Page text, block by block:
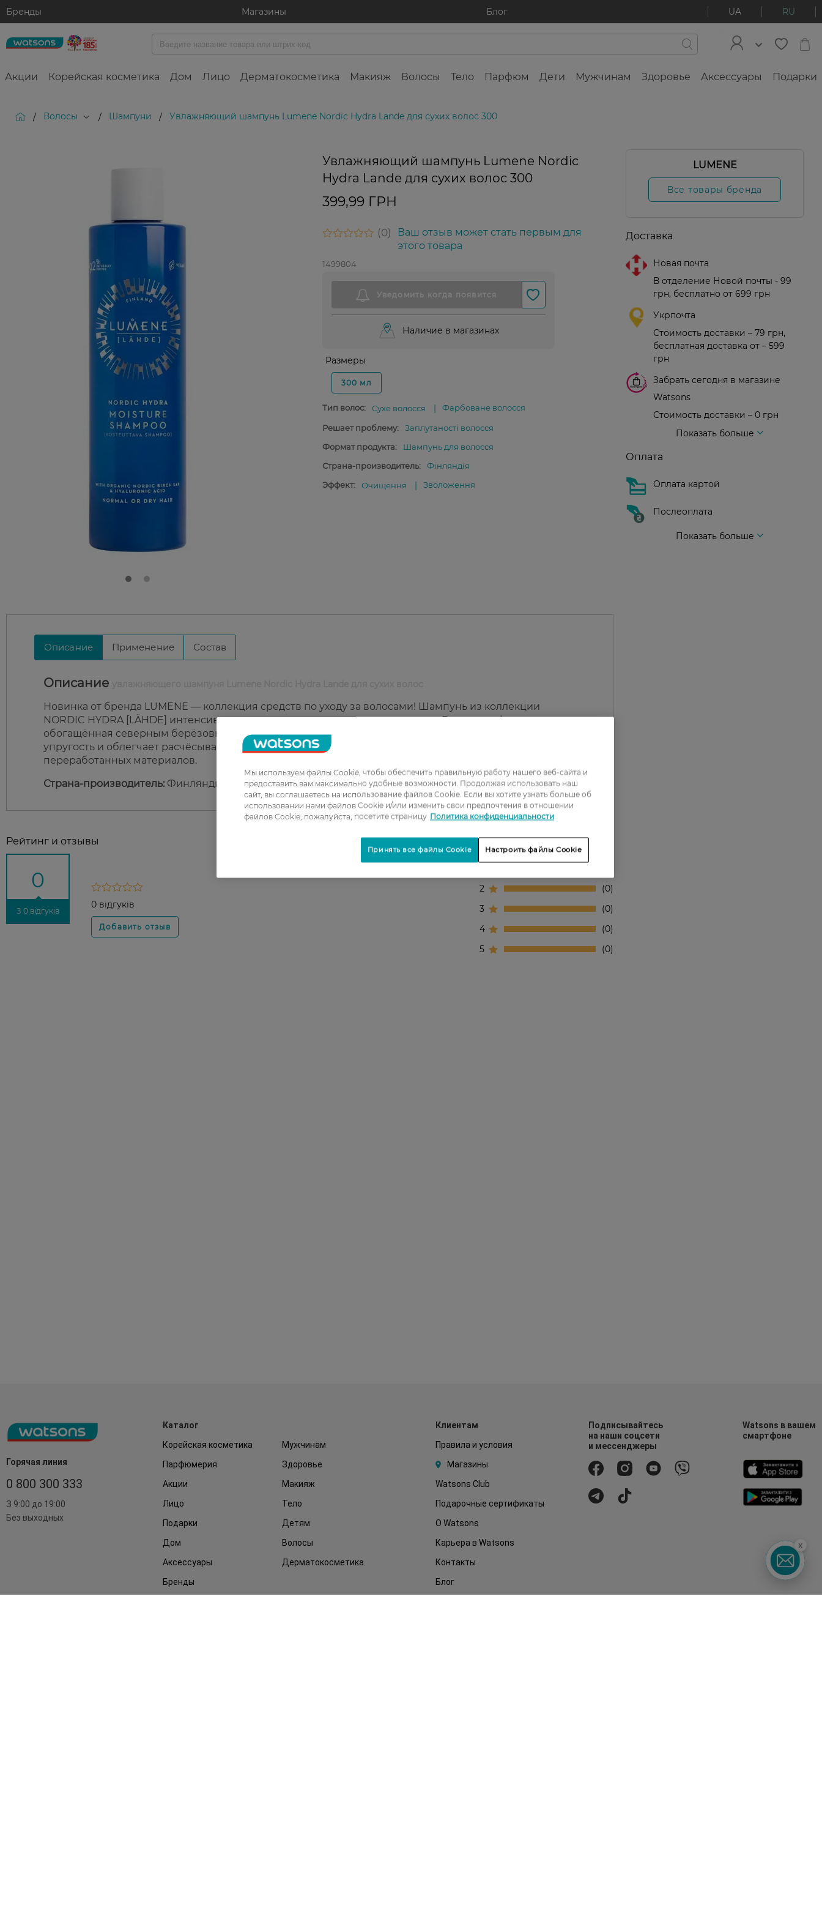
Бренды Магазины Блог UA RU
Акции Корейская косметика Дом Лицо Дерматокосметика Макияж Волосы Тело Парфюм Дети Мужчинам Здоровье Аксессуары Подарки
/ Волосы / Шампуни / Увлажняющий шампунь Lumene Nordic Hydra Lande для сухих волос 300
Увлажняющий шампунь Lumene Nordic
Hydra Lande для сухих волос 300
399,99 ГРН
0
Ваш отзыв может стать первым для
этого товара
1499804
Наличие в магазинах
Размеры
300 мл
Тип волос: Сухе волосся Фарбоване волосся
Решает проблему:
Заплутаності волосся
Формат продукта:
Шампунь для волосся
Страна-производитель:
Фінляндія
Эффект:
Очищення Зволоження
Описание Применение Состав
Описание
Новинка от бренда LUMENE — коллекция средств по уходу за волосами! Шампунь из коллекции
NORDIC HYDRA [LÄHDE] интенсивно увлажняет сухие волосы и кожу головы. Веганская формула,
обогащённая северным берёзовым соком и гиалуроновой кислотой, придаёт волосам гладкость,
упругость и облегчает расчёсывание. Подходит для окрашенных волос. Упаковка изготовлена из
переработанных материалов.
Страна-производитель: Финляндия
Рейтинг и отзывы
0
З 0 відгуків
0 відгуків
2
0
3
0
4
0
5
0
LUMENE
Все товары бренда
Доставка
Новая почта
В отделение Новой почты - 99
грн, бесплатно от 699 грн
Укрпочта
Стоимость доставки – 79 грн,
бесплатная доставка от – 599
грн
Забрать сегодня в магазине
Watsons
Стоимость доставки – 0 грн
Показать больше
Оплата
Оплата картой
Послеоплата
Показать больше
Горячая линия
0 800 300 333
З 9:00 до 19:00
Без выходных
Каталог
Корейская косметика
Мужчинам
Парфюмерия
Здоровье
Акции
Макияж
Лицо
Тело
Подарки
Детям
Дом
Волосы
Аксессуары
Дерматокосметика
Бренды
Клиентам
Правила и условия
Магазины
Watsons Club
Подарочные сертификаты
О Watsons
Карьера в Watsons
Контакты
Блог
Подписывайтесь
на наши соцсети
и мессенджеры
Watsons в вашем
смартфоне
x
Мы используем файлы Cookie, чтобы обеспечить правильную работу нашего веб-сайта и
предоставить вам максимально удобные возможности. Продолжая использовать наш
сайт, вы соглашаетесь на использование файлов Cookie. Если вы хотите узнать больше об
использовании нами файлов Cookie и/или изменить свои предпочтения в отношении
файлов Cookie, пожалуйста, посетите страницу Политика конфиденциальности
Настроить файлы Cookie
Принять все файлы Cookie